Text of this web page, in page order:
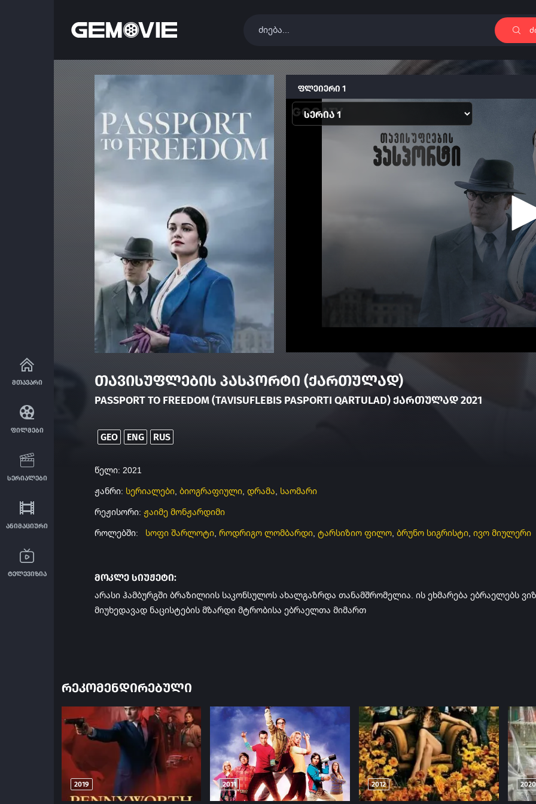
მთავარი
ფილმები
სერიალები
ანიმაციური
ტელევიზია
ფლეიერი 1
თავისუფლების პასპორტი (ქართულად)
PASSPORT TO FREEDOM (TAVISUFLEBIS PASPORTI QARTULAD) ᲥᲐᲠᲗᲣᲚᲐᲓ 2021
GEO ENG RUS
წელი: 2021
ჟანრი: სერიალები, ბიოგრაფიული, დრამა, საომარი
რეჟისორი: ჟაიმე მონჟარდიმი
როლებში:
სოფი შარლოტი, როდრიგო ლომბარდი, ტარსიზიო ფილო, ბრუნო სიგრისტი, ივო მიულერი
მოკლე სიუჟეტი:
არასი ჰამბურგში ბრაზილიის საკონსულოს ახალგაზრდა თანამშრომელია. ის ეხმარება ებრაელებს
მიუხედავად ნაცისტების მზარდი მტრობისა ებრაელთა მიმართ
ᲠᲔᲙᲝᲛᲔᲜᲓᲘᲠᲔᲑᲣᲚᲘ
2019 2011 2012 2020